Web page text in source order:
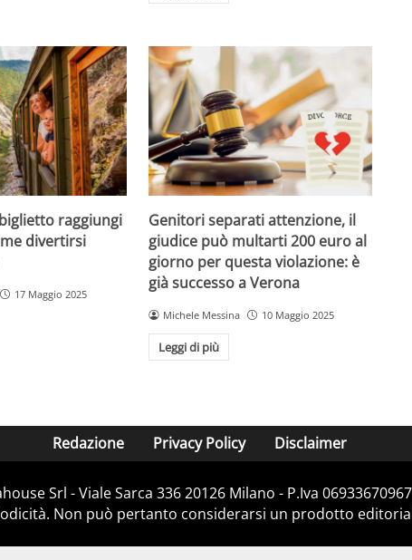
raggiungi
divertirsi
17 Maggio 2025
Genitori separati attenzione, il
giudice può multarti 200 euro al
giorno per questa violazione: è
già successo a Verona
Michele Messina 10 Maggio 2025
Leggi di più
Redazione Privacy Policy Disclaimer
Srl - Viale Sarca 336 20126 Milano - P.Iva
Non può pertanto considerarsi un prodotto